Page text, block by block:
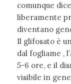
comunque
liberamente
diventano
Il glifosato è
dal fogliame ,
5-6 ore, e il
visibile in